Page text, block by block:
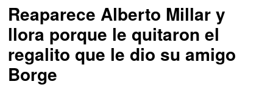
Reaparece Alberto Millar y
llora porque le quitaron el
regalito que le dio su amigo
Borge